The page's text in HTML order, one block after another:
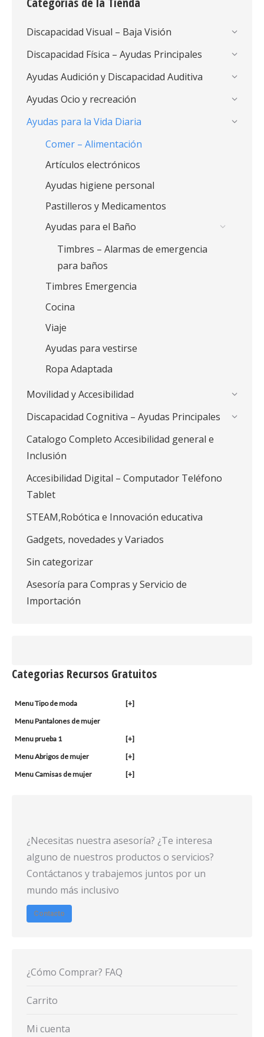
Discapacidad Visual – Baja Visión
Discapacidad Física – Ayudas Principales
Ayudas Audición y Discapacidad Auditiva
Ayudas Ocio y recreación
Ayudas para la Vida Diaria
Comer – Alimentación
Artículos electrónicos
Ayudas higiene personal
Pastilleros y Medicamentos
Ayudas para el Baño
Timbres – Alarmas de emergencia
para baños
Timbres Emergencia
Cocina
Viaje
Ayudas para vestirse
Ropa Adaptada
Movilidad y Accesibilidad
Discapacidad Cognitiva – Ayudas Principales
Catalogo Completo Accesibilidad general e
Inclusión
Accesibilidad Digital – Computador Teléfono
Tablet
STEAM,Robótica e Innovación educativa
Gadgets, novedades y Variados
Sin categorizar
Asesoría para Compras y Servicio de
Importación
Categorias Recursos Gratuitos
Menu Tipo de moda
[+]
Menu Pantalones de mujer
Menu prueba 1
[+]
Menu Abrigos de mujer
[+]
Menu Camisas de mujer
[+]
¿Necesitas nuestra asesoría? ¿Te interesa
alguno de nuestros productos o servicios?
Contáctanos y trabajemos juntos por un
mundo más inclusivo
Contacto
¿Cómo Comprar? FAQ
Carrito
Mi cuenta